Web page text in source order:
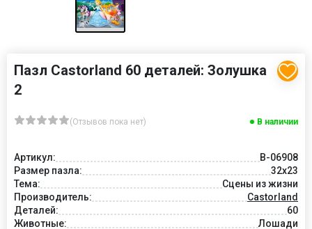
Пазл Castorland 60 деталей: Золушка
2
(Отзывов пока нет) В наличии
Артикул:
В-06908
Размер пазла:
32x23
Тема:
Сцены из жизни
Производитель:
Castorland
Деталей:
60
Животные:
Лошади